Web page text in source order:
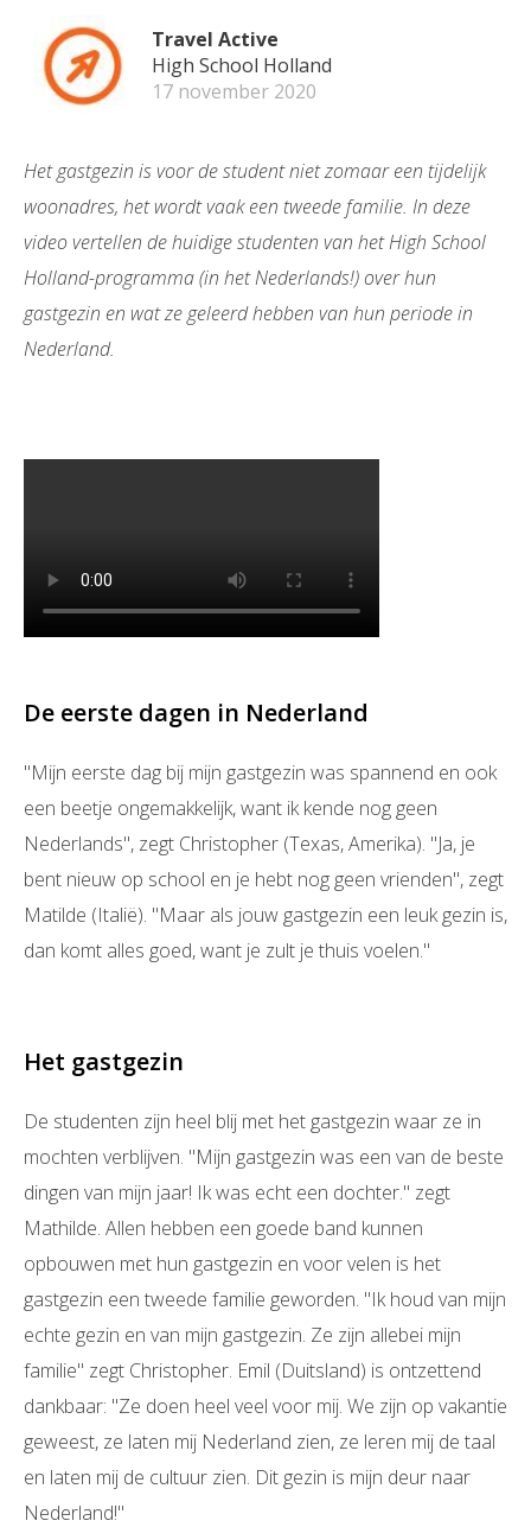
Travel Active
High School Holland
17 november 2020
Het gastgezin is voor de student niet zomaar een tijdelijk
woonadres, het wordt vaak een tweede familie. In deze
video vertellen de huidige studenten van het High School
Holland-programma (in het Nederlands!) over hun
gastgezin en wat ze geleerd hebben van hun periode in
Nederland.
De eerste dagen in Nederland
"Mijn eerste dag bij mijn gastgezin was spannend en ook
een beetje ongemakkelijk, want ik kende nog geen
Nederlands", zegt Christopher (Texas, Amerika). "Ja, je
bent nieuw op school en je hebt nog geen vrienden", zegt
Matilde (Italië). "Maar als jouw gastgezin een leuk gezin is,
dan komt alles goed, want je zult je thuis voelen."
Het gastgezin
De studenten zijn heel blij met het gastgezin waar ze in
mochten verblijven. "Mijn gastgezin was een van de beste
dingen van mijn jaar! Ik was echt een dochter." zegt
Mathilde. Allen hebben een goede band kunnen
opbouwen met hun gastgezin en voor velen is het
gastgezin een tweede familie geworden. "Ik houd van mijn
echte gezin en van mijn gastgezin. Ze zijn allebei mijn
familie" zegt Christopher. Emil (Duitsland) is ontzettend
dankbaar: "Ze doen heel veel voor mij. We zijn op vakantie
geweest, ze laten mij Nederland zien, ze leren mij de taal
en laten mij de cultuur zien. Dit gezin is mijn deur naar
Nederland!"